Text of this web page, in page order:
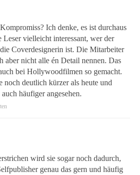
Ich denke, es ist durchaus
vielleicht interessant, wer der
Coverdesignerin ist. Die Mitarbeiter
aber nicht alle én Detail nennen. Das
bei Hollywoodfilmen so gemacht.
noch deutlich kürzer als heute und
häufiger angesehen.
wird sie sogar noch dadurch,
genau das gern und häufig